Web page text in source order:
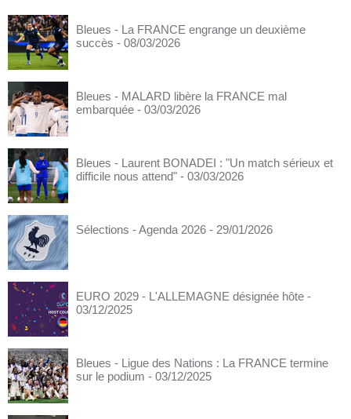
Bleues - La FRANCE engrange un deuxième
succès - 08/03/2026
Bleues - MALARD libère la FRANCE mal
embarquée - 03/03/2026
Bleues - Laurent BONADEI : "Un match sérieux et
difficile nous attend" - 03/03/2026
Sélections - Agenda 2026 - 29/01/2026
EURO 2029 - L'ALLEMAGNE désignée hôte -
03/12/2025
Bleues - Ligue des Nations : La FRANCE termine
sur le podium - 03/12/2025